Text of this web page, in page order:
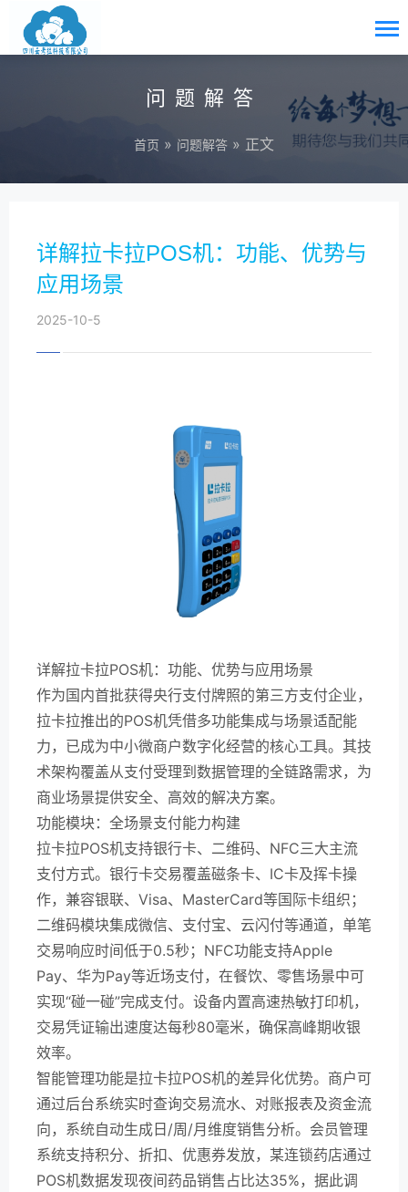
问题解答
首页 » 问题解答 » 正文
详解拉卡拉POS机：功能、优势与
应用场景
2025-10-5
详解拉卡拉POS机：功能、优势与应用场景
作为国内首批获得央行支付牌照的第三方支付企业，
拉卡拉推出的POS机凭借多功能集成与场景适配能
力，已成为中小微商户数字化经营的核心工具。其技
术架构覆盖从支付受理到数据管理的全链路需求，为
商业场景提供安全、高效的解决方案。
功能模块：全场景支付能力构建
拉卡拉POS机支持银行卡、二维码、NFC三大主流
支付方式。银行卡交易覆盖磁条卡、IC卡及挥卡操
作，兼容银联、Visa、MasterCard等国际卡组织；
二维码模块集成微信、支付宝、云闪付等通道，单笔
交易响应时间低于0.5秒；NFC功能支持Apple
Pay、华为Pay等近场支付，在餐饮、零售场景中可
实现“碰一碰”完成支付。设备内置高速热敏打印机，
交易凭证输出速度达每秒80毫米，确保高峰期收银
效率。
智能管理功能是拉卡拉POS机的差异化优势。商户可
通过后台系统实时查询交易流水、对账报表及资金流
向，系统自动生成日/周/月维度销售分析。会员管理
系统支持积分、折扣、优惠券发放，某连锁药店通过
POS机数据发现夜间药品销售占比达35%，据此调